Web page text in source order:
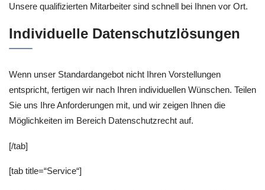
Unsere qualifizierten Mitarbeiter sind schnell bei Ihnen vor Ort.
Individuelle Datenschutzlösungen
Wenn unser Standardangebot nicht Ihren Vorstellungen
entspricht, fertigen wir nach Ihren individuellen Wünschen. Teilen
Sie uns Ihre Anforderungen mit, und wir zeigen Ihnen die
Möglichkeiten im Bereich Datenschutzrecht auf.
[/tab]
[tab title=“Service“]